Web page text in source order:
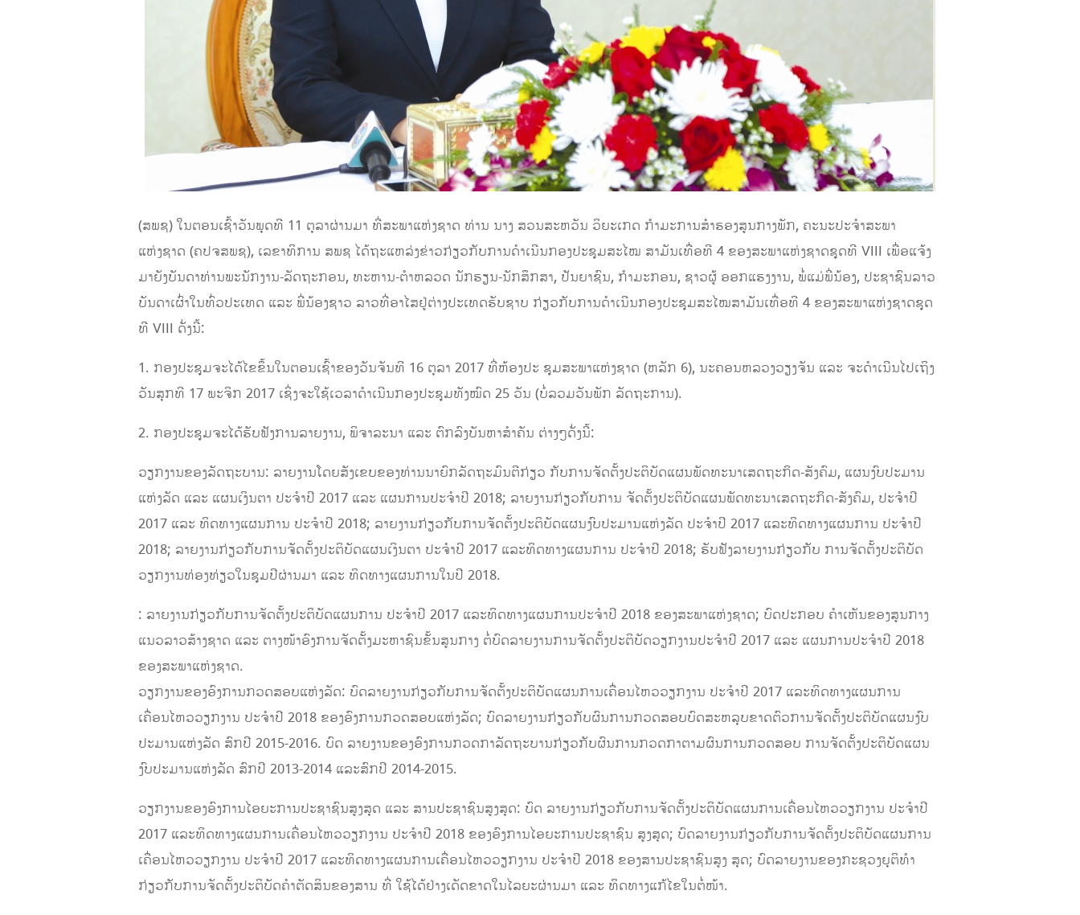
(ສພຊ) ໃນຕອນເຊົ້າວັນພຸດທີ 11 ຕຸລາຜ່ານມາ ທີ່ສະພາແຫ່ງຊາດ ທ່ານ ນາງ ສວນສະຫວັນ ວິຍະເກດ ກໍາມະການສໍາຮອງສູນກາງພັກ, ຄະນະປະຈໍາສະພາ
ແຫ່ງຊາດ (ຄປຈສພຊ), ເລຂາທິການ ສພຊ ໄດ້ຖະແຫລ່ງຂ່າວກ່ຽວກັບການດໍາເນີນກອງປະຊຸມສະໄໝ ສາມັນເທື່ອທີ 4 ຂອງສະພາແຫ່ງຊາດຊຸດທີ VIII ເພື່ອແຈ້ງ
ມາ​ຍັງບັນດາທ່ານພະນັກງານ-ລັດຖະກອນ, ທະຫານ-ຕຳຫລວດ ນັກຮຽນ-ນັກສຶກສາ, ປັນຍາຊົນ, ກຳມະກອນ, ຊາວຜູ້ ອອກແຮງງານ, ພໍ່ແມ່ພີ່ນ້ອງ, ປະຊາຊົນລາວ
ບັນດາເຜົ່າໃນທົ່ວປະເທດ ແລະ ພີ່ນ້ອງຊາວ ລາວທີ່ອາໄສຢູ່ຕ່າງປະເທດຮັບຊາບ ກ່ຽວກັບການດຳເນີນກອງປະຊຸມສະໄໝສາມັນເທື່ອທີ 4 ຂອງສະພາແຫ່ງຊາດຊຸດ
ທີ VIII ດັ່ງນີ້:
1. ກອງປະຊຸມຈະໄດ້ໄຂຂຶ້ນໃນຕອນເຊົ້າຂອງວັນຈັນທີ 16 ຕຸລາ 2017 ທີ່ຫ້ອງປະ ຊຸມສະພາແຫ່ງຊາດ (ຫລັກ 6),​ ນະຄອນຫລວງວຽງຈັນ ແລະ ຈະດໍາເນີນໄປເຖິງ
ວັນສຸກທີ 17 ພະຈິກ 2017 ເຊິ່ງຈະໃຊ້ເວລາດໍາເນີນກອງປະຊຸມທັງໝົດ 25 ວັນ (ບໍ່ລວມວັນພັກ ລັດຖະການ).
2. ກອງປະຊຸມຈະໄດ້ຮັບຟັງການລາຍງານ, ພິຈາລະນາ ແລະ ຕົກລົງບັນຫາສຳຄັນ ຕ່າງໆດັ່ງນີ້:
ວຽກງານຂອງລັດຖະບານ: ລາຍງານໂດຍສັງເຂບຂອງທ່ານນາຍົກລັດຖະມົນຕີກ່ຽວ ກັບການຈັດຕັ້ງປະຕິບັດ​ແຜນ​ພັດທະນາ​ເສດຖະກິ​ດ-ສັງຄົມ, ແຜນງົບປະມານ
ແຫ່ງລັດ ແລະ ແຜນເງິນຕາ ປະ​ຈໍາປີ 2017 ແລະ ​ແຜນການປະ​ຈໍາປີ 2018; ລາຍງານກ່ຽວ​ກັບການ ຈັດຕັ້ງປະຕິບັດ​ແຜນ​ພັດທະນາ​ເສດຖະກິ​ດ-ສັງຄົມ, ປະ​ຈໍາປີ
2017 ແລະ ​ທິດ​ທາງແຜນການ ປະ​ຈໍາປີ 2018; ລາຍງານກ່ຽວ​ກັບການຈັດຕັ້ງປະຕິບັດ​ແຜນ​ງົບປະມານ​ແຫ່ງ​ລັດ ປະ​ຈໍາປີ 2017 ແລະ​ທິດ​ທາງແຜນການ ປະ​ຈໍາປີ
2018; ລາຍງານກ່ຽວ​ກັບການຈັດຕັ້ງປະຕິບັດ​​ແຜນ​ເງິນຕາ ປະຈໍາປີ 2017 ​ແລະ​ທິດ​ທາງແຜນການ ປະ​ຈໍາປີ 2018; ຮັບຟັງລາຍງານກ່ຽວກັບ ການຈັດ​ຕັ້ງ​ປະຕິບັດ​
ວຽກ​ງານທ່ອງທ່ຽວໃນຊຸມປີຜ່ານມາ ​ແລະ ທິດ​ທາງ​ແຜນການ​ໃນ​ປີ 2018.
: ລາຍງານກ່ຽວ​ກັບ​ການຈັດ​ຕັ້ງ​ປະຕິບັດແຜນການ​ ປະ​ຈໍາປີ 2017 ​ແລະ​ທິດ​ທາງແຜນການປະ​ຈໍາປີ 2018 ຂອງສະພາ​ແຫ່ງ​ຊາດ; ບົດປະກອບ ຄໍາເຫັນຂອງສູນກາງ
ແນວລາວສ້າງຊາດ ແລະ ຕາງໜ້າອົງການຈັດຕັ້ງມະຫາຊົນຂັ້ນສູນກາງ ຕໍ່ບົດລາຍງານການຈັດຕັ້ງປະຕິບັດວຽກງານປະຈໍາປີ 2017 ແລະ ແຜນການປະຈໍາປີ 2018
ຂອງສະພາແຫ່ງຊາດ.
ວຽກງານຂອງອົງການກວດສອບແຫ່ງລັດ: ບົດລາຍງານກ່ຽວ​ກັບ​ການຈັດ​ຕັ້ງ​ປະຕິບັດ​ແຜນການເຄື່ອນໄຫວວຽກງານ​ ປະ​ຈໍາປີ 2017 ​ແລະ​ທິດ​ທາງແຜນການ​
ເຄື່ອນໄຫວວຽກງານ ປະ​ຈໍາປີ 2018 ຂອງອົງການກວດ​ສອບ​ແຫ່ງ​ລັດ; ບົດ​ລາຍ​ງານກ່ຽວ​ກັບ​ຜົນການກວດ​ສອບ​ບົດສະຫລຸບ​ຂາດ​ຕົວການ​ຈັດ​ຕັ້ງ​ປະຕິບັດ​ແຜນ​ງົບ
ປະມານ​ແຫ່ງ​ລັດ ສົກປີ 2015-2016. ບົດ ລາຍງານຂອງອົງການກວດກາລັດຖະບານກ່ຽວກັບຜົນການກວດກາຕາມຜົນການກວດສອບ ການຈັດຕັ້ງປະຕິບັດແຜນ
ງົບປະມານແຫ່ງລັດ ສົກປີ 2013-2014 ແລະສົກປີ 2014-2015.
ວຽກງານຂອງອົງການໄອຍະການປະຊາຊົນສູງສຸດ ແລະ ສານປະຊາຊົນສູງສຸດ: ບົດ ລາຍງານກ່ຽວ​ກັບ​ການຈັດ​ຕັ້ງ​ປະຕິບັດ​ແຜນການເຄື່ອນໄຫວວຽກງານ​ ປະ​ຈໍາປີ
2017 ​ແລະ​ທິດ​ທາງແຜນການເຄື່ອນໄຫວວຽກງານ ​ປະ​ຈໍາປີ 2018 ຂອງອົງການໄອຍະການປະຊາຊົນ ສູງສຸດ; ບົດລາຍງານກ່ຽວ​ກັບ​ການຈັດ​ຕັ້ງ​ປະຕິບັດແຜນການ
ເຄື່ອນໄຫວວຽກງານ​ ປະ​ຈໍາປີ 2017 ​ແລະ​ທິດ​ທາງແຜນການເຄື່ອນໄຫວວຽກງານ ປະ​ຈໍາປີ 2018 ຂອງສານປະຊາຊົນສູງ ສຸດ; ບົດລາຍງານຂອງກະຊວງຍຸຕິທໍາ
ກ່ຽວກັບການຈັດຕັ້ງປະຕິບັດຄໍາຕັດສິນຂອງສານ ທີ່ ໃຊ້ໄດ້ຢ່າງເດັດຂາດໃນໄລຍະຜ່ານມາ ແລະ ທິດທາງແກ້ໄຂໃນຕໍ່ໜ້າ.